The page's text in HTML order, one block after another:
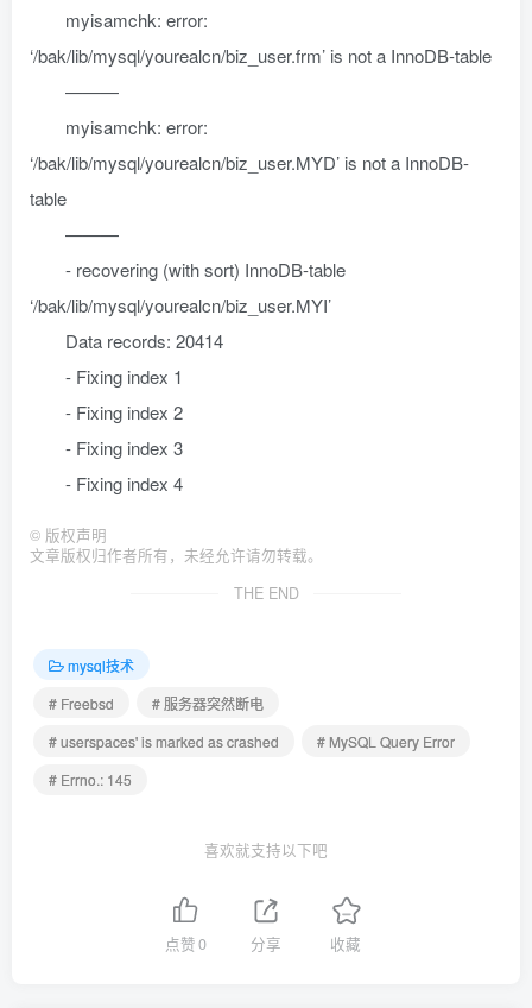
myisamchk: error:
‘/bak/lib/mysql/yourealcn/biz_user.frm’ is not a InnoDB-table
———
myisamchk: error:
‘/bak/lib/mysql/yourealcn/biz_user.MYD’ is not a InnoDB-
table
———
- recovering (with sort) InnoDB-table
‘/bak/lib/mysql/yourealcn/biz_user.MYI’
Data records: 20414
- Fixing index 1
- Fixing index 2
- Fixing index 3
- Fixing index 4
© 版权声明
文章版权归作者所有，未经允许请勿转载。
THE END
mysql技术
# Freebsd
# 服务器突然断电
# userspaces' is marked as crashed
# MySQL Query Error
# Errno.: 145
喜欢就支持以下吧
点赞0 分享 收藏